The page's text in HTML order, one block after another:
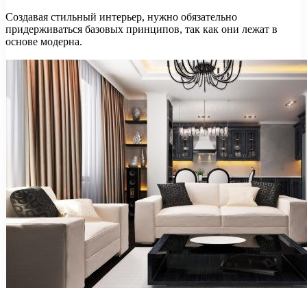
Создавая стильный интерьер, нужно обязательно
придерживаться базовых принципов, так как они лежат в
основе модерна.